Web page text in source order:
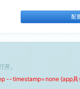
开。
--timestamp=none {app具